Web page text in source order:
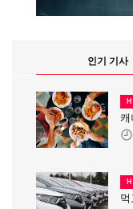
인기 기사
캐